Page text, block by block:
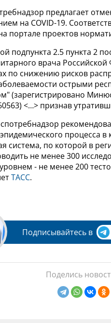
предлагает
на COVID-19.
портале проектов
подпункта 2.5 пункта 2
врача
по снижению рисков
острыми
(зарегистрировано
<…> признав
процесса
система, по которой в
не менее 300
- не менее 200
ТАСС.
Подписывайтесь в
Поделись